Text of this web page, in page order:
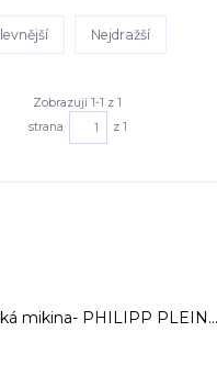
Nejdražší
Zobrazuji 1-1 z 1
strana
z 1